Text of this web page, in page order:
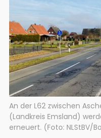
An der L62 zwischen
(Landkreis Emsland)
erneuert. (Foto: NLStBV/